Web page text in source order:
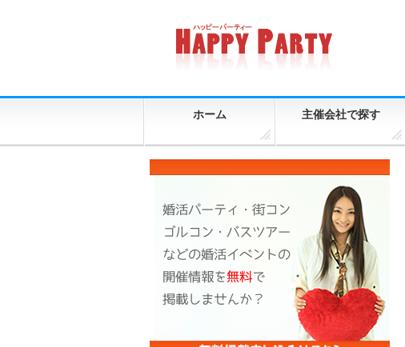
ホーム 主催会社で探す